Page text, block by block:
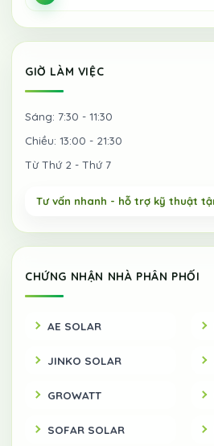
GIỜ LÀM VIỆC
Sáng: 7:30 - 11:30
Chiều: 13:00 - 21:30
Từ Thứ 2 - Thứ 7
CHỨNG NHẬN NHÀ PHÂN PHỐI
AE SOLAR
JINKO SOLAR
GROWATT
SOFAR SOLAR